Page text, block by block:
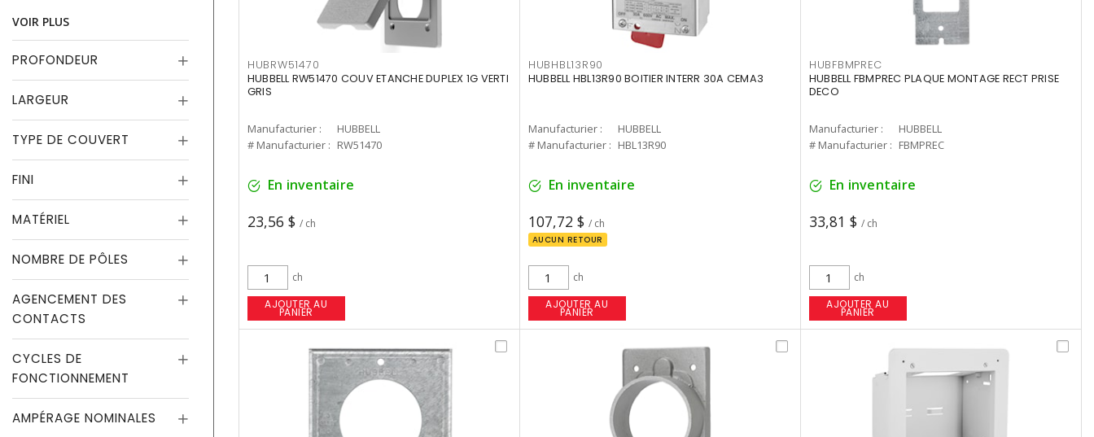
VOIR PLUS
PROFONDEUR
LARGEUR
TYPE DE COUVERT
FINI
MATÉRIEL
NOMBRE DE PÔLES
AGENCEMENT DES
CONTACTS
CYCLES DE
FONCTIONNEMENT
AMPÉRAGE NOMINALES
HUBRW51470
HUBBELL RW51470 COUV ETANCHE DUPLEX 1G VERTI
GRIS
Manufacturier :
HUBBELL
# Manufacturier : RW51470
En inventaire
23,56 $ / ch
ch
AJOUTER AU
PANIER
HUBHBL13R90
HUBBELL HBL13R90 BOITIER INTERR 30A CEMA3
Manufacturier :
HUBBELL
# Manufacturier : HBL13R90
En inventaire
107,72 $ / ch
AUCUN RETOUR
ch
AJOUTER AU
PANIER
HUBFBMPREC
HUBBELL FBMPREC PLAQUE MONTAGE RECT PRISE
DECO
Manufacturier :
HUBBELL
# Manufacturier : FBMPREC
En inventaire
33,81 $ / ch
ch
AJOUTER AU
PANIER